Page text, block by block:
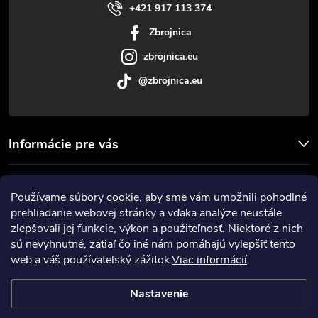
Používame súborycookie, aby sme vám umožnili pohodlné
prehliadanie webovej stránky a vďaka analýze neustále
zlepšovali jej funkcie, výkon a použiteľnosť. Niektoré z nich
sú nevyhnutné, zatiaľ čo iné nám pomáhajú vylepšiť tento
web a váš používateľský zážitok.Viac informácií
Nastavenie
Informácie pre vás
Prijímame online platby
+421 917 113 374
Zbrojnica
zbrojnica.eu
@zbrojnica.eu